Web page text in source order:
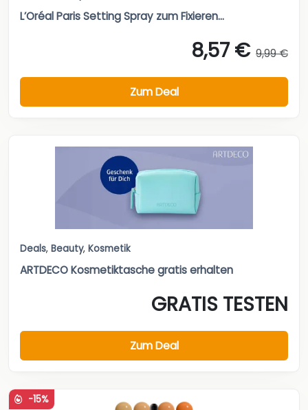
L’Oréal Paris Setting Spray zum Fixieren...
8,57 € 9,99 €
Zum Deal
Deals, Beauty, Kosmetik
ARTDECO Kosmetiktasche gratis erhalten
GRATIS TESTEN
Zum Deal
-15%